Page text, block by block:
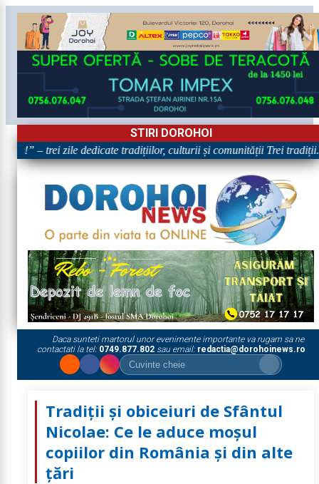
STIRI DOROHOI
– trei zile dedicate tradițiilor, culturii și comunității Trei tradiții.
Daca sunteti martorul unor evenimente importante va rugam sa ne
contactati la tel: 0749.877.802sau email: redactia@dorohoinews.ro
Tradiții și obiceiuri de Sfântul
Nicolae: Ce le aduce moșul
copiilor din România și din alte
țări